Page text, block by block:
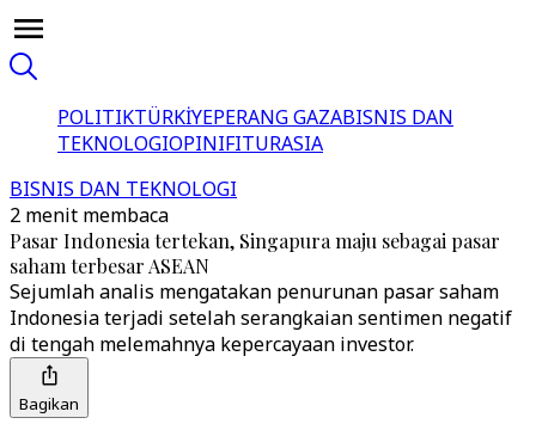
POLITIKTÜRKİYEPERANG GAZABISNIS DAN
TEKNOLOGIOPINIFITURASIA
BISNIS DAN TEKNOLOGI
2 menit membaca
Pasar Indonesia tertekan, Singapura maju sebagai pasar
saham terbesar ASEAN
Sejumlah analis mengatakan penurunan pasar saham
Indonesia terjadi setelah serangkaian sentimen negatif
di tengah melemahnya kepercayaan investor.
Bagikan